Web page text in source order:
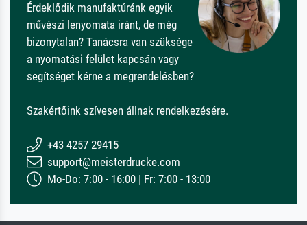
Érdeklődik manufaktúránk egyik
művészi lenyomata iránt, de még
bizonytalan? Tanácsra van szüksége
a nyomatási felület kapcsán vagy
segítséget kérne a megrendelésben?
Szakértőink szívesen állnak rendelkezésére.
+43 4257 29415
support@meisterdrucke.com
Mo-Do: 7:00 - 16:00 | Fr: 7:00 - 13:00